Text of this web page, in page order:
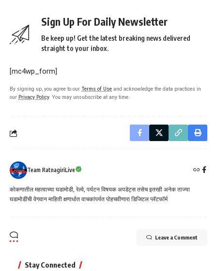
Sign Up For Daily Newsletter
Be keep up! Get the latest breaking news delivered
straight to your inbox.
[mc4wp_form]
By signing up, you agree to our Terms of Use and acknowledge the data practices in
our Privacy Policy. You may unsubscribe at any time.
Team RatnagiriLive
कोकणातील महत्वाच्या घडामोडी, रेल्वे, पर्यटन विषयक अपडेट्स तसेच इतरही अनेक ताज्या
घडामोडींची वेगवान माहिती क्षणार्धात वाचकांपर्यत पोहचवीणारा डिजिटल प्लॅटफॉर्म
Leave a Comment
Stay Connected